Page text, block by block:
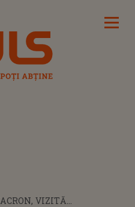
VIZITĂ